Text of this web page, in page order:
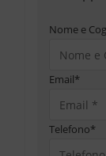
Nome e
Email*
Telefono*